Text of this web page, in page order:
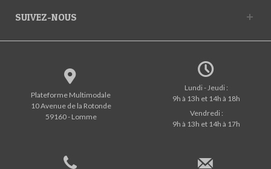
SUIVEZ-NOUS
Plateforme Multimodale
10 Avenue de la Rotonde
59160 - Lomme
Lundi - Jeudi :
9h à 13h et 14h à 18h
Vendredi :
9h à 13h et 14h à 17h